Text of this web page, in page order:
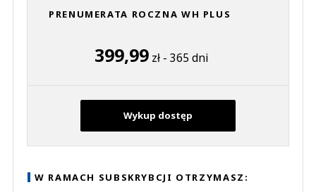
PRENUMERATA ROCZNA WH PLUS
399,99zł - 365 dni
Wykup dostęp
W RAMACH SUBSKRYBCJI OTRZYMASZ: